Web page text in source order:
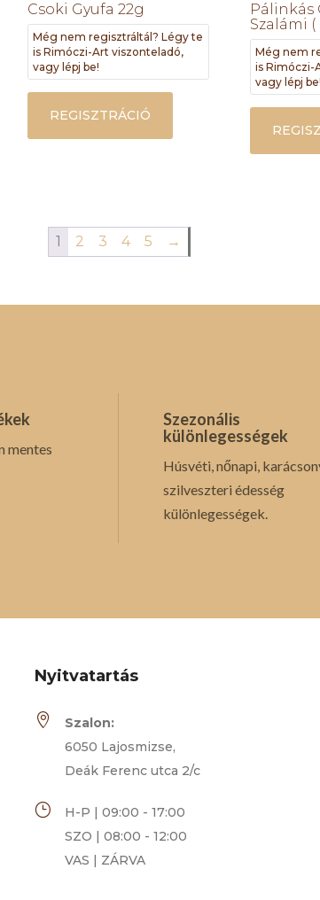
Csoki Gyufa 22g
Még nem regisztráltál? Légy te
is Rimóczi-Art viszonteladó,
vagy lépj be!
REGISZTRÁCIÓ
Pálinkás
Szalámi (
Még nem
is Rimóczi-
vagy lépj be!
1 2 3 4 5 →
mentes
Szezonális
különlegességek
Húsvéti, nőnapi,
szilveszteri édesség
különlegességek.
Nyitvatartás

Szalon:
6050 Lajosmizse,
Deák Ferenc utca 2/c
}
H-P | 09:00 - 17:00
SZO | 08:00 - 12:00
VAS | ZÁRVA